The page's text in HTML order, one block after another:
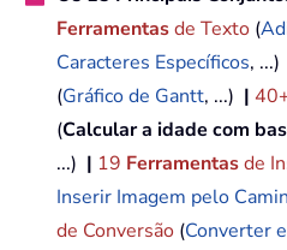
Ferramentasde Texto (
Caracteres Específicos, ...)
(Gráfico de Gantt, ...) |
(Calcular a idade com
...) | 19 Ferramentasde
Inserir Imagem pelo
de Conversão (Converter